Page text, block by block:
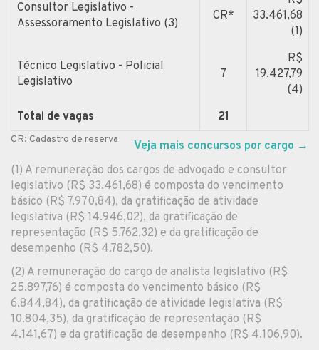
Consultor Legislativo -
Assessoramento Legislativo (3)
CR*
33.461,68
(1)
Técnico Legislativo - Policial
Legislativo
7
R$
19.427,79
(4)
Total de vagas
21
CR: Cadastro de reserva Veja mais concursos por cargo →
(1) A remuneração dos cargos de advogado e consultor
legislativo (R$ 33.461,68) é composta do vencimento
básico (R$ 7.970,84), da gratificação de atividade
legislativa (R$ 14.946,02), da gratificação de
representação (R$ 5.762,32) e da gratificação de
desempenho (R$ 4.782,50).
(2) A remuneração do cargo de analista legislativo (R$
25.897,76) é composta do vencimento básico (R$
6.844,84), da gratificação de atividade legislativa (R$
10.804,35), da gratificação de representação (R$
4.141,67) e da gratificação de desempenho (R$ 4.106,90).